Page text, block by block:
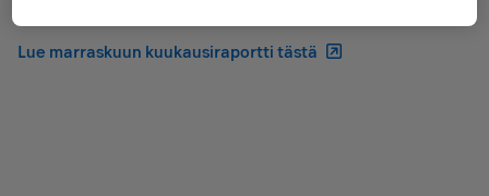
Lue marraskuun kuukausiraportti tästä